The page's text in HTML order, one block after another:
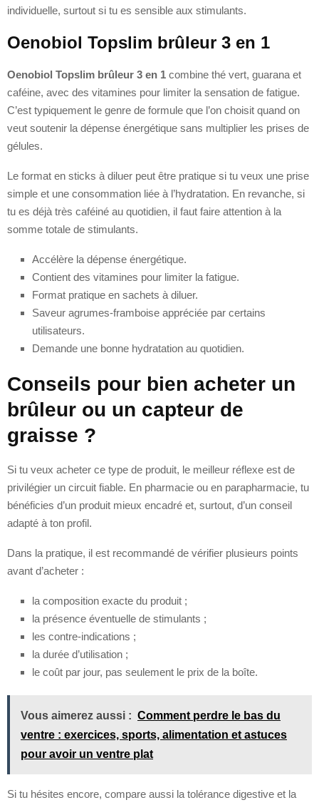
individuelle, surtout si tu es sensible aux stimulants.
Oenobiol Topslim brûleur 3 en 1
Oenobiol Topslim brûleur 3 en 1 combine thé vert, guarana et
caféine, avec des vitamines pour limiter la sensation de fatigue.
C’est typiquement le genre de formule que l’on choisit quand on
veut soutenir la dépense énergétique sans multiplier les prises de
gélules.
Le format en sticks à diluer peut être pratique si tu veux une prise
simple et une consommation liée à l’hydratation. En revanche, si
tu es déjà très caféiné au quotidien, il faut faire attention à la
somme totale de stimulants.
Accélère la dépense énergétique.
Contient des vitamines pour limiter la fatigue.
Format pratique en sachets à diluer.
Saveur agrumes-framboise appréciée par certains
utilisateurs.
Demande une bonne hydratation au quotidien.
Conseils pour bien acheter un
brûleur ou un capteur de
graisse ?
Si tu veux acheter ce type de produit, le meilleur réflexe est de
privilégier un circuit fiable. En pharmacie ou en parapharmacie, tu
bénéficies d’un produit mieux encadré et, surtout, d’un conseil
adapté à ton profil.
Dans la pratique, il est recommandé de vérifier plusieurs points
avant d’acheter :
la composition exacte du produit ;
la présence éventuelle de stimulants ;
les contre-indications ;
la durée d’utilisation ;
le coût par jour, pas seulement le prix de la boîte.
Vous aimerez aussi : Comment perdre le bas du
ventre : exercices, sports, alimentation et astuces
pour avoir un ventre plat
Si tu hésites encore, compare aussi la tolérance digestive et la